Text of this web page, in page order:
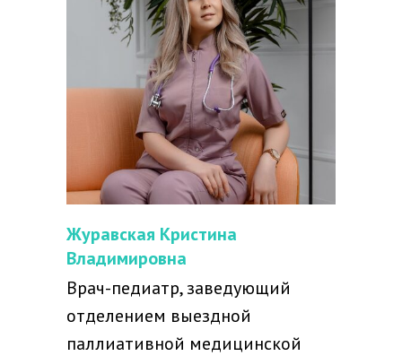
Журавская Кристина
Владимировна
Врач-педиатр, заведующий
отделением выездной
паллиативной медицинской